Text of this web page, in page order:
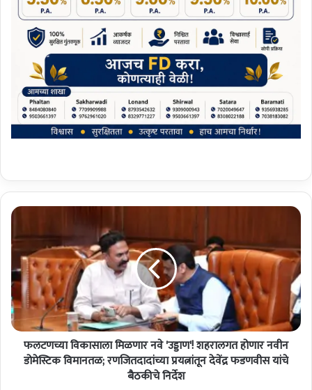
फ
ट
च्या
वि
का
सा
ला
फलटणच्या विकासाला मिळणार नवे 'उड्डाण'! शहरालगत होणार नवीन
डोमेस्टिक विमानतळ; रणजितदादांच्या प्रयत्नांतून देवेंद्र फडणवीस यांचे
बैठकीचे निर्देश